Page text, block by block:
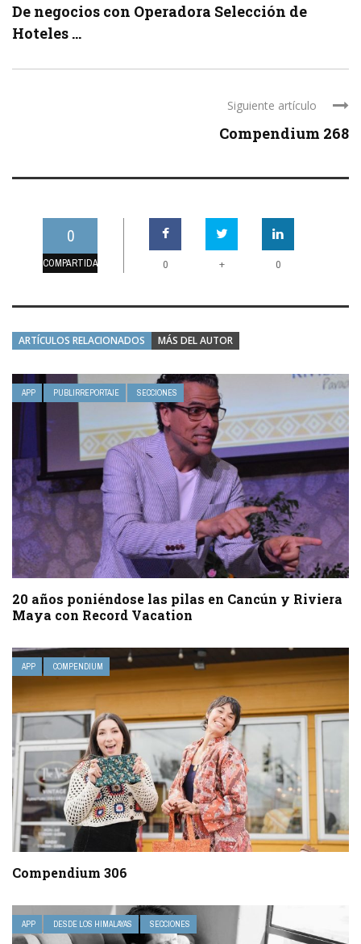
De negocios con Operadora Selección de
Hoteles ...
Siguiente artículo
Compendium 268
0
COMPARTIDAS 0 + 0
ARTÍCULOS RELACIONADOS MÁS DEL AUTOR
APP PUBLIRREPORTAJE SECCIONES
20 años poniéndose las pilas en Cancún y Riviera
Maya con Record Vacation
APP COMPENDIUM
Compendium 306
APP DESDE LOS HIMALAYAS SECCIONES